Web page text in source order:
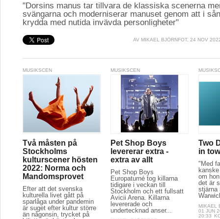
"Dorsins manus tar tillvara de klassiska scenerna
svängarna och moderniserar manuset genom att i
krydda med nutida invävda personligheter"
AV MIKAEL BJÖRNFOT, 24 NOV
MUSIKSCEN
Två måsten på
Stockholms
kulturscener hösten
2022: Norma och
Mandomsprovet
Efter att det svenska
kulturella livet gått på
sparlåga under pandemin
är suget efter kultur större
än någonsin, trycket på
MUSIKSCEN
Pet Shop Boys
levererar extra -
extra av allt
Pet Shop Boys
Europaturné tog killarna
tidigare i veckan till
Stockholm och ett fullsatt
Avicii Arena. Killarna
levererade och
undertecknad anser...
Two
in
"Med
om
det är
stjärna
MIKAEL
01 JUN
20:33